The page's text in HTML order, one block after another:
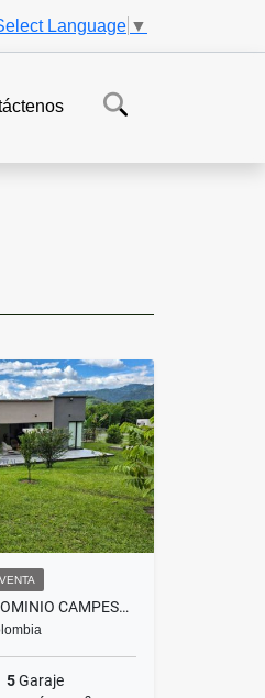
Language ▼
VENTA
VENTA CASA CONDOMINIO CAMPESTRE EL ROSARIO SAN PEREGRINO MANIZALES
5Garaje